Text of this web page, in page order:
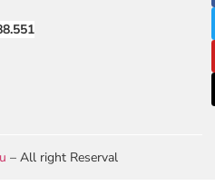
– All right Reserval